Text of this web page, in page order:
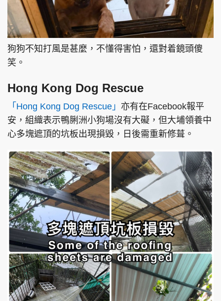
狗狗不知打風是甚麼，不懂得害怕，還對着鏡頭傻
笑。
Hong Kong Dog Rescue
「Hong Kong Dog Rescue」 亦有在Facebook報平
安，組織表示鴨脷洲小狗場沒有大礙，但大埔領養中
心多塊遮頂的坑板出現損毀，日後需重新修葺。